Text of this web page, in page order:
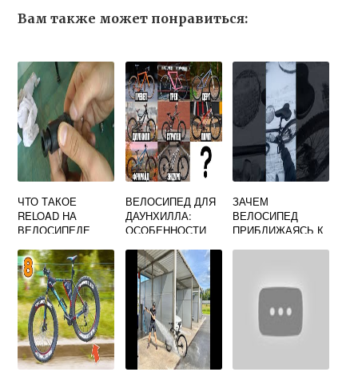
Вам также может понравиться:
ЧТО ТАКОЕ
RELOAD НА
ВЕЛОСИПЕДЕ
ВЕЛОСИПЕД ДЛЯ
ДАУНХИЛЛА:
ОСОБЕННОСТИ
ОТЗЫВЫ
ЗАЧЕМ
ВЕЛОСИПЕД
ПРИБЛИЖАЯСЬ К
СКОРОСТЬ
ДВИЖЕНИЯ